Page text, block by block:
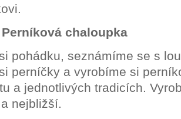
chaloupka
pohádku, seznámíme se s
perníčky a vyrobíme si
a jednotlivých tradicích.
nejbližší.